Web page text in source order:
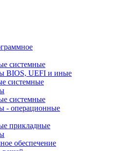
системные
BIOS, UEFI и иные
системные
системные
- операционные
прикладные
обеспечение